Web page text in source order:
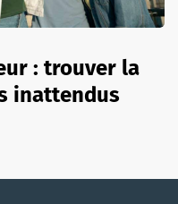
: trouver la
inattendus